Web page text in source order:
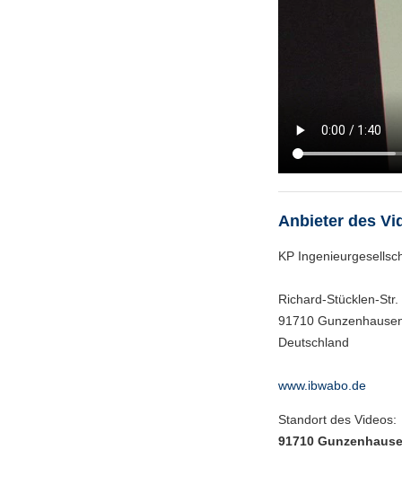
Anbieter des
KP
Richard-Stücklen-Str.
91710
Deutschland
www.ibwabo.de
Standort des Videos:
91710